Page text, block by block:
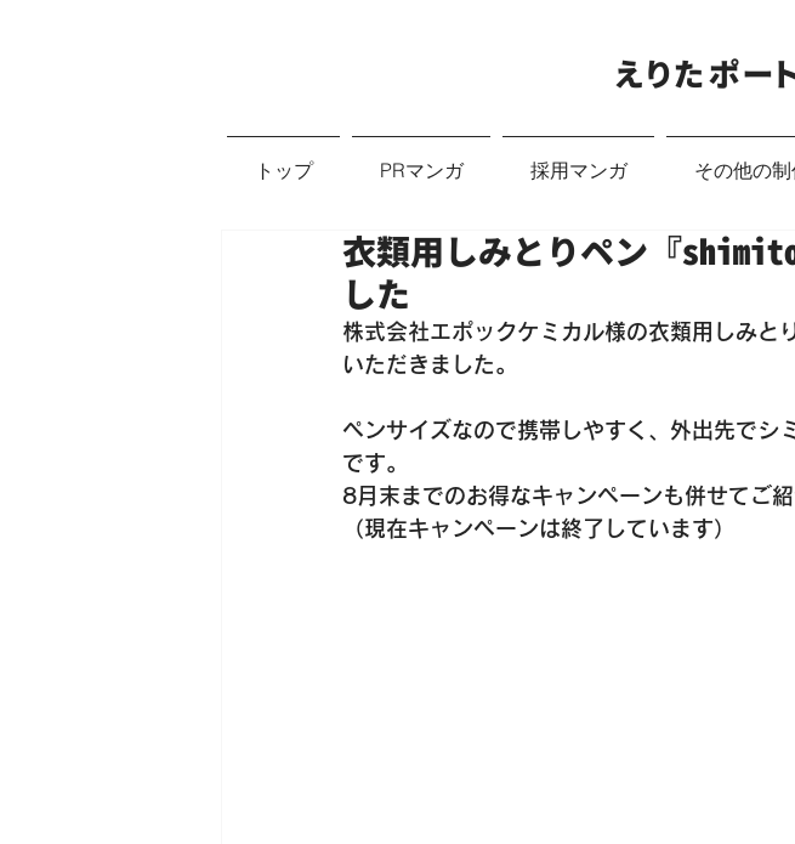
えりたポー
トップ PRマンガ 採用マンガ その他の
衣類用しみとりペン『
した
株式会社エポックケミカル様の衣類用しみ
いただきました。
ペンサイズなので携帯しやすく、外出先でシ
です。
8月末までのお得なキャンペーンも併せてご
（現在キャンペーンは終了しています）